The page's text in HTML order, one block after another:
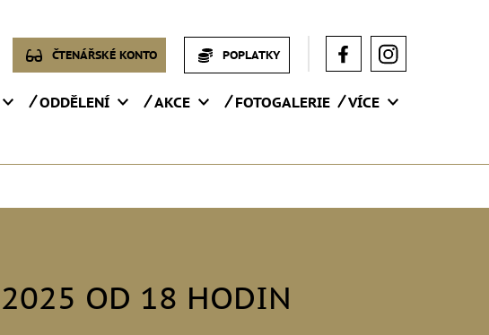
ČTENÁŘSKÉ KONTO POPLATKY
ODDĚLENÍ AKCE FOTOGALERIE VÍCE
OD 18 HODIN